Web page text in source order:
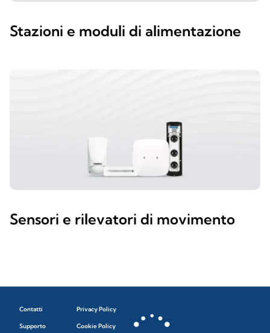
Stazioni e moduli di alimentazione
Sensori e rilevatori di movimento
Contatti
Supporto
Privacy Policy
Cookie Policy